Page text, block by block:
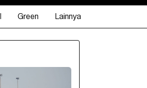
Green Lainnya